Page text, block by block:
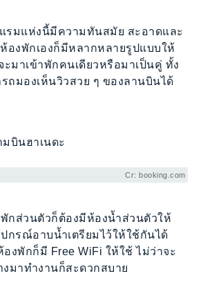
รมแห่งนี้มีความทันสมัย สะอาดและ
องพักเองก็มีหลากหลายรูปแบบให้
ะมาเข้าพักคนเดียวหรือมาเป็นคู่ ทั้ง
ถมองเห็นวิวสวย ๆ ของลานบินได้
Cr: booking.com
กส่วนตัวก็ต้องมีห้องน้ำส่วนตัวให้
กรณ์อาบน้ำเตรียมไว้ให้ใช้กันได้
งพักก็มี Free WiFi ให้ใช้ ไม่ว่าจะ
งมาทำงานก็สะดวกสบาย